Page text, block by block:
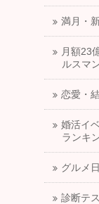
満月・
月額23
ルスマ
恋愛・
婚活イ
ランキ
グルメ
診断テ